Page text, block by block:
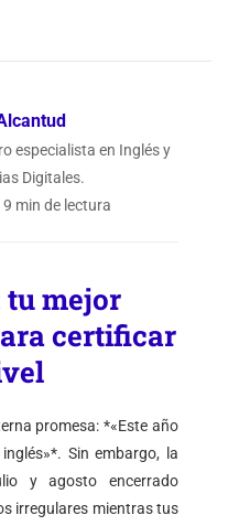
especialista en Inglés y
Digitales.
9 min de lectura
tu mejor
certificar
promesa: *«Este año
Sin embargo, la
y agosto encerrado
irregulares mientras tus